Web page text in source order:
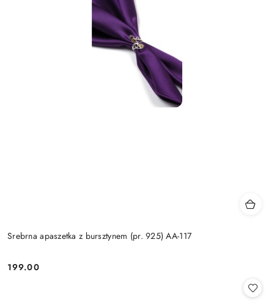
Srebrna apaszetka z bursztynem (pr. 925) AA-117
Cena:
199.00